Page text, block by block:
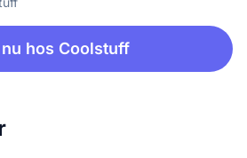
nu hos Coolstuff